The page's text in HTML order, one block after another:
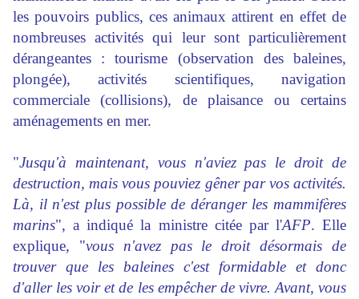
les pouvoirs publics, ces animaux attirent en effet de
nombreuses activités qui leur sont particulièrement
dérangeantes : tourisme (observation des baleines,
plongée), activités scientifiques, navigation
commerciale (collisions), de plaisance ou certains
aménagements en mer.
"Jusqu'à maintenant, vous n'aviez pas le droit de
destruction, mais vous pouviez gêner par vos activités.
Là, il n'est plus possible de déranger les mammifères
marins", a indiqué la ministre citée par l'AFP. Elle
explique, "vous n'avez pas le droit désormais de
trouver que les baleines c'est formidable et donc
d'aller les voir et de les empêcher de vivre. Avant, vous